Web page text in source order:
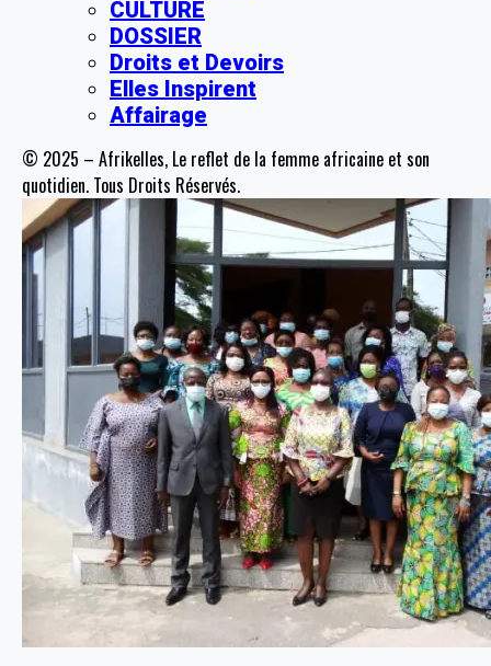
CULTURE
DOSSIER
Droits et Devoirs
Elles Inspirent
Affairage
© 2025 – Afrikelles, Le reflet de la femme africaine et son
quotidien. Tous Droits Réservés.